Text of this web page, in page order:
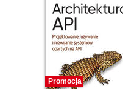
Rozdział 3. Kerio
Dostępne wersje i
Instalacja (29)
Konfiguracja
Promocja